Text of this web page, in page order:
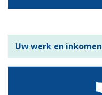
Uw werk en inkomen